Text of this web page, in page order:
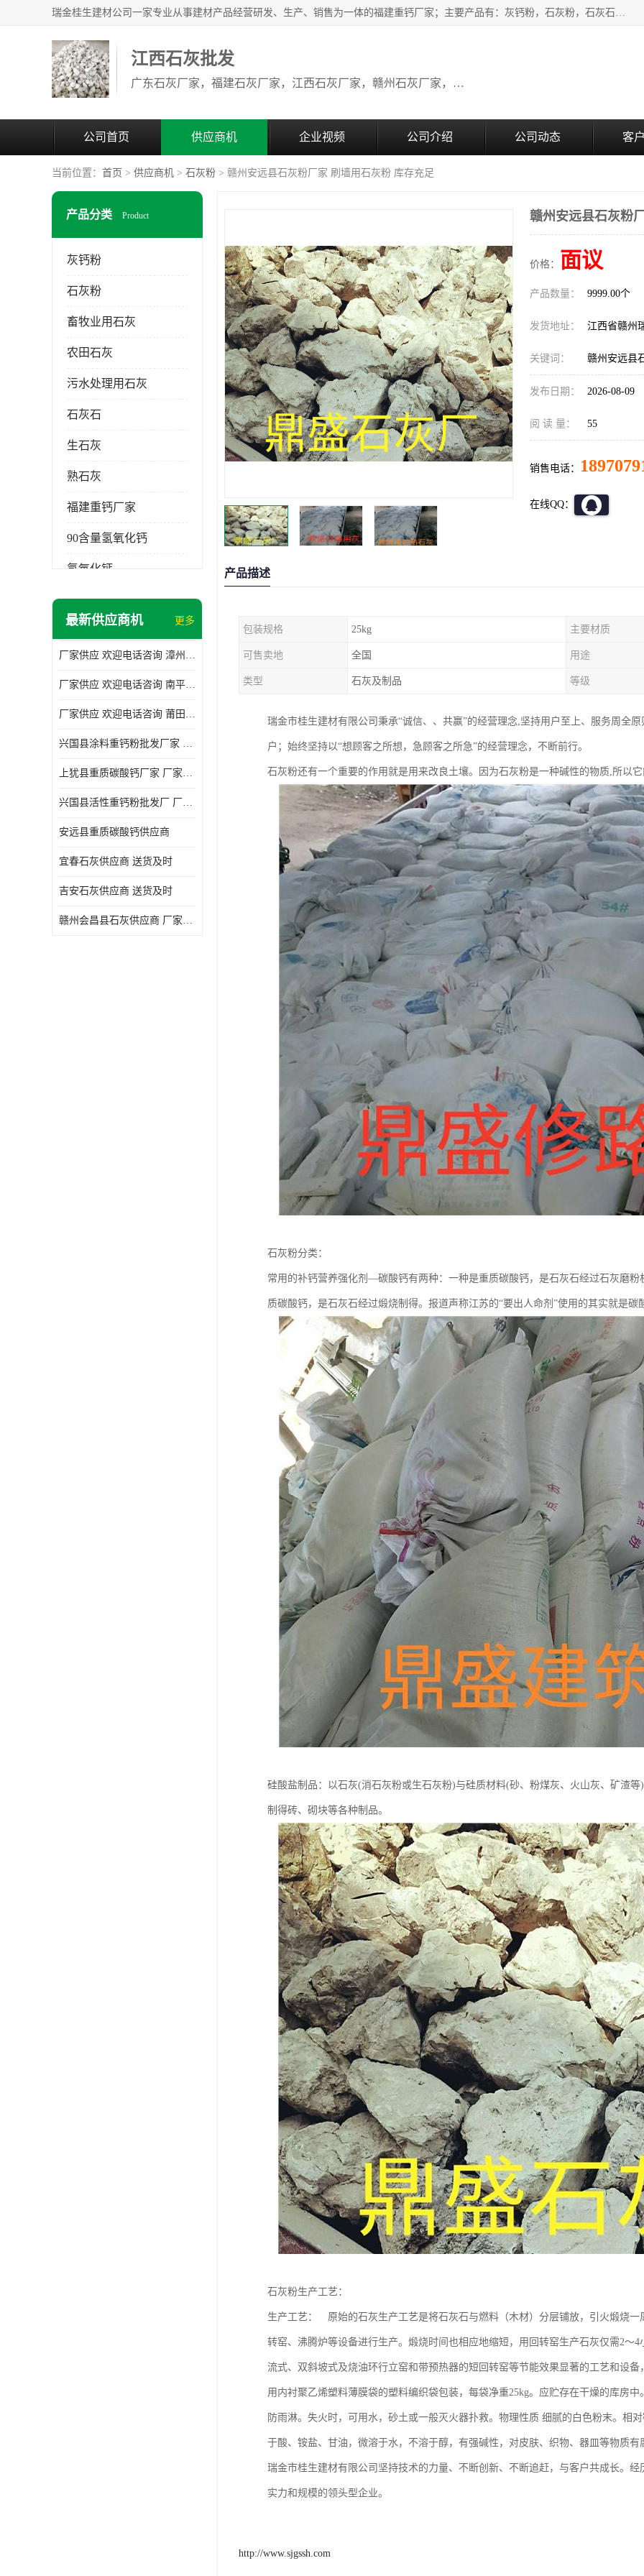
瑞金桂生建材公司一家专业从事建材产品经营研发、生产、销售为一体的福建重钙厂家；主要产品有：灰钙粉，石灰粉，石灰石，生石灰，熟石灰，氧化钙，重钙粉，氢氧化钙，农田石灰，畜牧业用石灰等。欢迎新老客户来电咨询！
江西石灰批发
广东石灰厂家，福建石灰厂家，江西石灰厂家，赣州石灰厂家，东莞石灰厂家
公司首页 供应商机 企业视频 公司介绍 公司动态 客
当前位置： 首页 > 供应商机 > 石灰粉 > 赣州安远县石灰粉厂家 刷墙用石灰粉 库存充足
产品分类 Product
灰钙粉
石灰粉
畜牧业用石灰
农田石灰
污水处理用石灰
石灰石
生石灰
熟石灰
福建重钙厂家
90含量氢氧化钙
氢氧化钙
氧化钙
最新供应商机 更多
厂家供应 欢迎电话咨询 漳州活性重钙粉
厂家供应 欢迎电话咨询 南平活性重钙粉批发厂
厂家供应 欢迎电话咨询 莆田高白度重钙粉厂家
兴国县涂料重钙粉批发厂家 厂家供应 欢迎电话咨询
上犹县重质碳酸钙厂家 厂家供应 欢迎电话咨询
兴国县活性重钙粉批发厂 厂家供应 欢迎电话咨询
安远县重质碳酸钙供应商
宜春石灰供应商 送货及时
吉安石灰供应商 送货及时
赣州会昌县石灰供应商 厂家供应
赣州安远县石灰粉
价格： 面议
产品数量： 9999.00个
发货地址： 江西省赣州
关键词： 赣州安远县
发布日期： 2026-08-09
阅 读 量： 55
销售电话：
在线QQ：
产品描述
包装规格 25kg 主要材质
可售卖地 全国 用途
类型 石灰及制品 等级
瑞金市桂生建材有限公司秉承“诚信、、共赢”的经营理念,坚持用户至上、服务周全
户；始终坚持以“想顾客之所想，急顾客之所急”的经营理念，不断前行。
石灰粉还有一个重要的作用就是用来改良土壤。因为石灰粉是一种碱性的物质,所以
石灰粉分类：
常用的补钙营养强化剂—碳酸钙有两种：一种是重质碳酸钙，是石灰石经过石灰磨
质碳酸钙，是石灰石经过煅烧制得。报道声称江苏的“要出人命剂”使用的其实就是碳
硅酸盐制品：以石灰(消石灰粉或生石灰粉)与硅质材料(砂、粉煤灰、火山灰、矿渣
制得砖、砌块等各种制品。
石灰粉生产工艺：
生产工艺： 原始的石灰生产工艺是将石灰石与燃料（木材）分层铺放，引火煅烧
转窑、沸腾炉等设备进行生产。煅烧时间也相应地缩短，用回转窑生产石灰仅需2～
流式、双斜坡式及烧油环行立窑和带预热器的短回转窑等节能效果显著的工艺和设
用内衬聚乙烯塑料薄膜袋的塑料编织袋包装，每袋净重25kg。应贮存在干燥的库房
防雨淋。失火时，可用水，砂土或一般灭火器扑救。物理性质 细腻的白色粉末。相
于酸、铵盐、甘油，微溶于水，不溶于醇，有强碱性，对皮肤、织物、器皿等物质
瑞金市桂生建材有限公司坚持技术的力量、不断创新、不断追赶，与客户共成长。
实力和规模的领头型企业。
http://www.sjgssh.com